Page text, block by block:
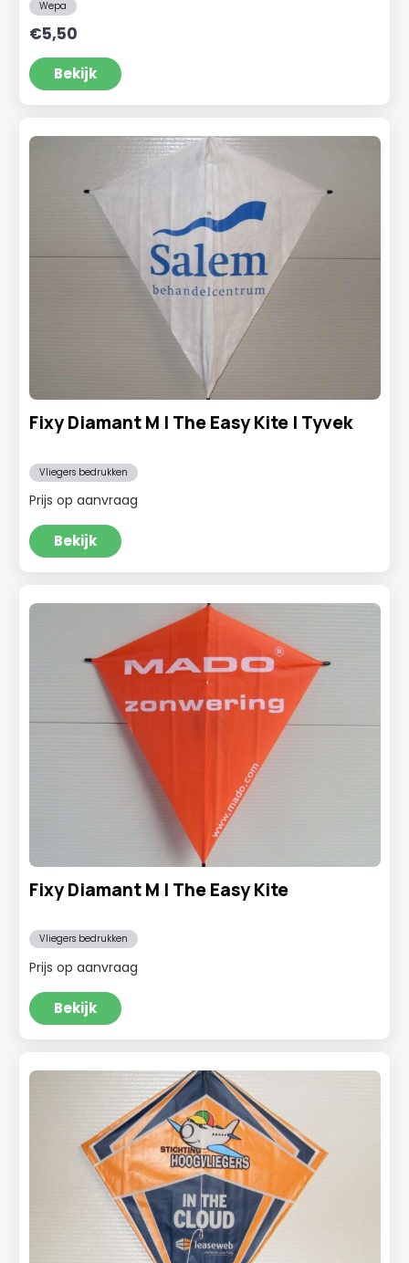
Wepa
€5,50
Bekijk
Fixy Diamant M | The Easy Kite | Tyvek
Vliegers bedrukken
Prijs op aanvraag
Bekijk
Fixy Diamant M | The Easy Kite
Vliegers bedrukken
Prijs op aanvraag
Bekijk